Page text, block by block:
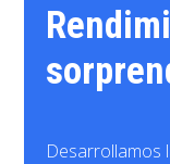
Desarrollamos